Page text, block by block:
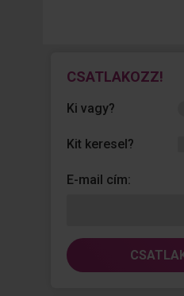
CSATLAKOZZ!
Ki vagy?
Kit keresel?
E-mail cím: